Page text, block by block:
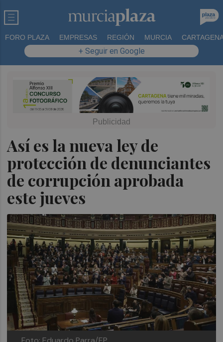
FORO PLAZA EMPRESAS REGIÓN MURCIA
+ Seguir en Google
Así es la nueva ley de
protección de denunciantes
de corrupción aprobada
este jueves